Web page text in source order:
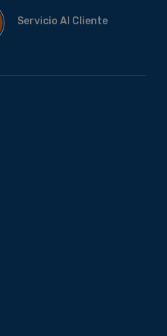
Servicio Al Cliente